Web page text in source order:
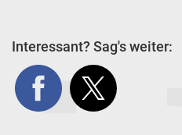
Interessant? Sag's weiter: